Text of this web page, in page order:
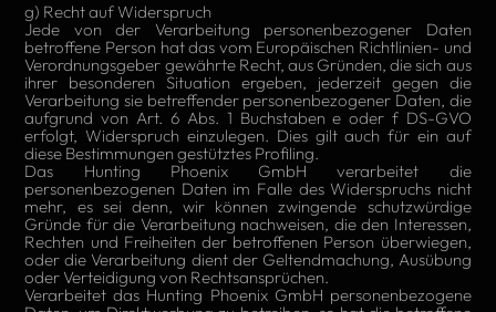
g) Recht auf Widerspruch
Jede von der Verarbeitung personenbezogener Daten
betroffene Person hat das vom Europäischen Richtlinien- und
Verordnungsgeber gewährte Recht, aus Gründen, die sich aus
ihrer besonderen Situation ergeben, jederzeit gegen die
Verarbeitung sie betreffender personenbezogener Daten, die
aufgrund von Art. 6 Abs. 1 Buchstaben e oder f DS-GVO
erfolgt, Widerspruch einzulegen. Dies gilt auch für ein auf
diese Bestimmungen gestütztes Profiling.
Das Hunting Phoenix GmbH verarbeitet die
personenbezogenen Daten im Falle des Widerspruchs nicht
mehr, es sei denn, wir können zwingende schutzwürdige
Gründe für die Verarbeitung nachweisen, die den Interessen,
Rechten und Freiheiten der betroffenen Person überwiegen,
oder die Verarbeitung dient der Geltendmachung, Ausübung
oder Verteidigung von Rechtsansprüchen.
Verarbeitet das Hunting Phoenix GmbH personenbezogene